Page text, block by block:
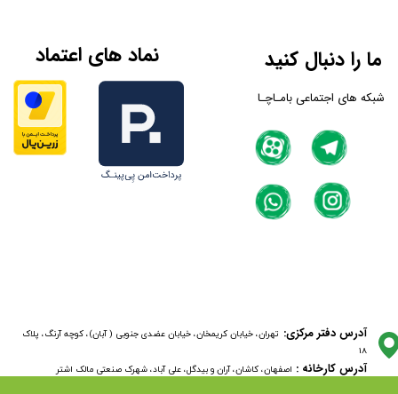
شبکه های اجتماعی بامـاچـا
ما را دنبال کنید نماد های اعتماد
آدرس دفتر مرکزی: تهران، خیابان کریمخان، خیابان عضدی جنوبی ( آبان)، کوچه آرنگ، پلاک
18
آدرس کارخانه : اصفهان، کاشان، آران و بیدگل، علی آباد، شهرک صنعتی مالک اشتر